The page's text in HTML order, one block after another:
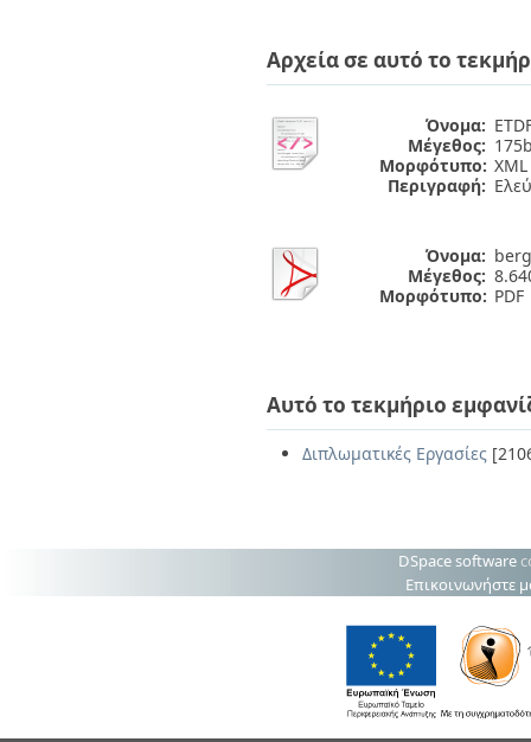
Αρχεία σε αυτό το
Όνομα:
Μέγεθος:
Μορφότυπο: XML
Περιγραφή:
Όνομα:
Μέγεθος:
Μορφότυπο: PDF
Αυτό το τεκμήριο
Διπλωματικές Εργασίες
DSpace software
Επικοινωνήστε